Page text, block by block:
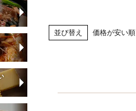
並び替え 価格が安い順